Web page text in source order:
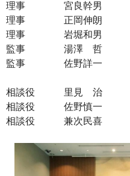
理事 宮良幹男
理事 正岡伸朗
理事 岩堀和男
監事 湯澤 哲
監事 佐野詳一
相談役 里見 治
相談役 佐野慎一
相談役 兼次民喜